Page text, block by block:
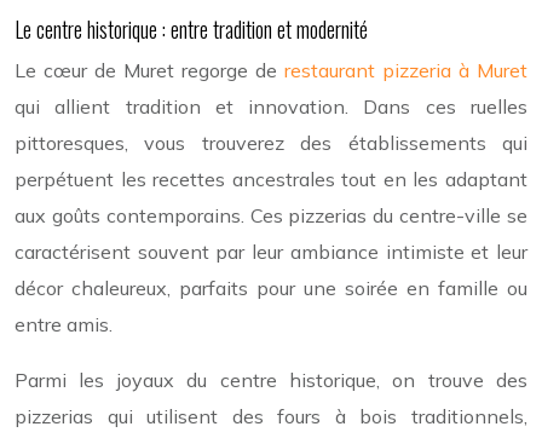
Le centre historique : entre tradition et modernité
Le cœur de Muret regorge de restaurant pizzeria à Muret
qui allient tradition et innovation. Dans ces ruelles
pittoresques, vous trouverez des établissements qui
perpétuent les recettes ancestrales tout en les adaptant
aux goûts contemporains. Ces pizzerias du centre-ville se
caractérisent souvent par leur ambiance intimiste et leur
décor chaleureux, parfaits pour une soirée en famille ou
entre amis.
Parmi les joyaux du centre historique, on trouve des
pizzerias qui utilisent des fours à bois traditionnels,